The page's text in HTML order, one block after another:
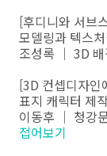
[후디니와 서브
모델링과 텍스
조성록 ｜ 3D
[3D 컨셉디자인
표지 캐릭터 제
이동후 ｜ 청강
접어보기